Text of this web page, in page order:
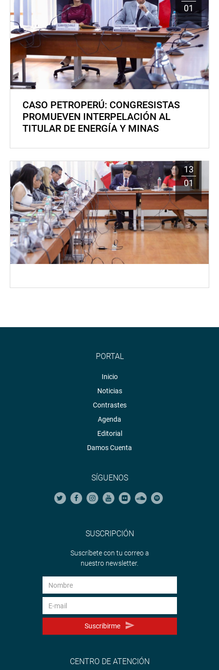
01
CASO PETROPERÚ: CONGRESISTAS
PROMUEVEN INTERPELACIÓN AL
TITULAR DE ENERGÍA Y MINAS
13
01
PORTAL
Inicio
Noticias
Contrastes
Agenda
Editorial
Damos Cuenta
SÍGUENOS
SUSCRIPCIÓN
Suscríbete con tu correo a
nuestro newsletter.
Suscribirme
CENTRO DE ATENCIÓN